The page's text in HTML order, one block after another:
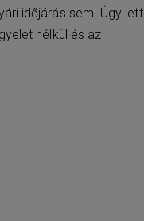
időjárás sem. Úgy lett
nélkül és az